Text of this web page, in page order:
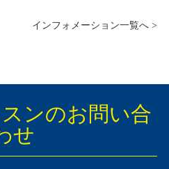
インフォメーション一覧へ >
ンのお問い合
せ